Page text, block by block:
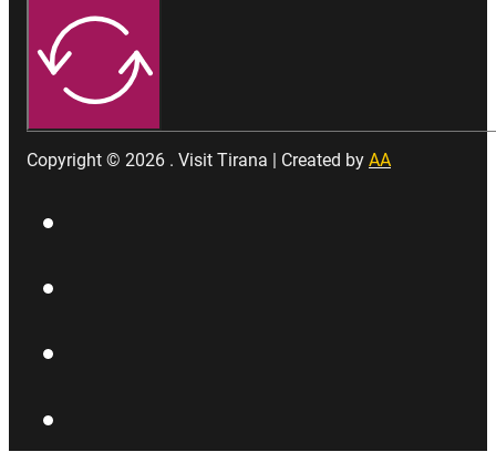
Copyright © 2026 . Visit Tirana | Created by AA